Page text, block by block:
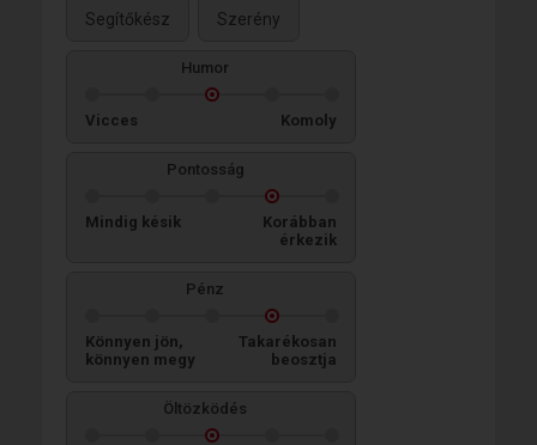
Segítőkész Szerény
Humor
Vicces Komoly
Pontosság
Mindig késik
Korábban
érkezik
Pénz
Könnyen jön,
könnyen megy
Takarékosan
beosztja
Öltözködés